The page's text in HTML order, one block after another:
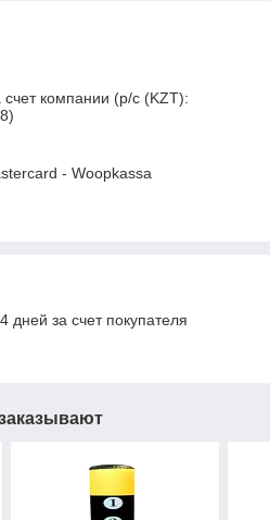
компании (р/с (KZT):
- Woopkassa
дней за счет покупателя